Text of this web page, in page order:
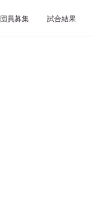
団員募集 試合結果